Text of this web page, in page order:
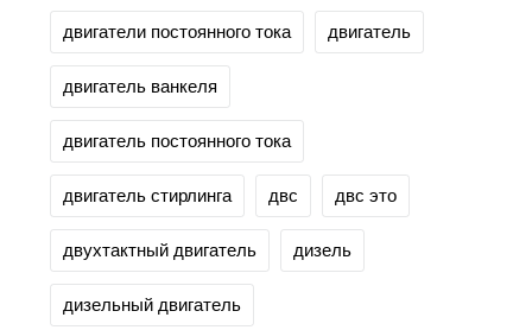
двигатели постоянного тока двигатель
двигатель ванкеля
двигатель постоянного тока
двигатель стирлинга двс двс это
двухтактный двигатель дизель
дизельный двигатель